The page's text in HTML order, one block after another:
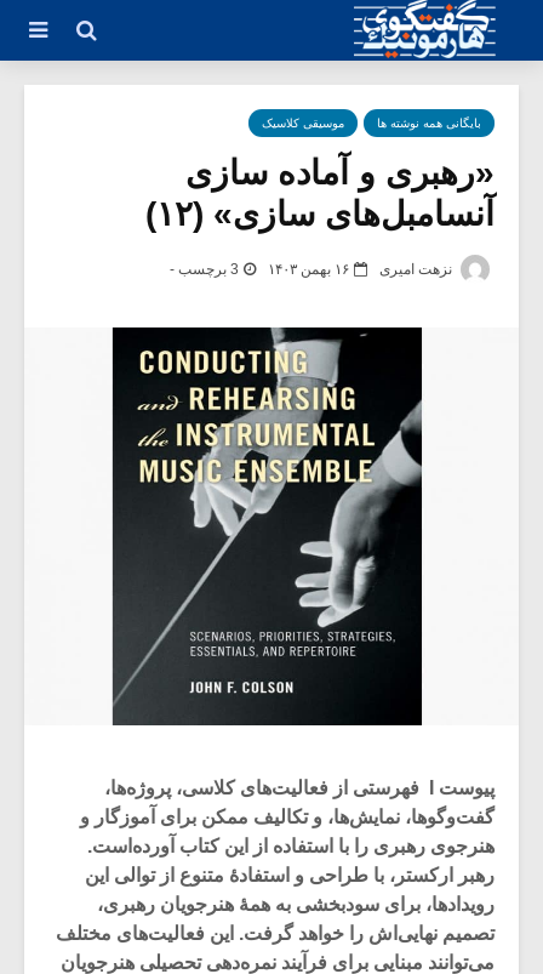
بایگانی همه نوشته ها موسیقی کلاسیک
«رهبری و آماده سازی
آنسامبل‌های سازی» (۱۲)
نزهت امیری ۱۶ بهمن ۱۴۰۳ 3 برچسب -
پیوست I فهرستی از فعالیت‌های کلاسی، پروژه‌ها،
گفت‌وگو‌ها، نمایش‌ها، و تکالیف ممکن برای آموزگار و
هنرجوی رهبری را با استفاده از این کتاب آورده‌است.
رهبر ارکستر، با طراحی و استفادۀ متنوع از توالی این
رویدادها، برای سودبخشی به همۀ هنرجویان رهبری،
تصمیم نهایی‌اش را خواهد گرفت. این فعالیت‌های مختلف
می‌توانند مبنایی برای فرآیند نمره‌دهی تحصیلی هنرجویان